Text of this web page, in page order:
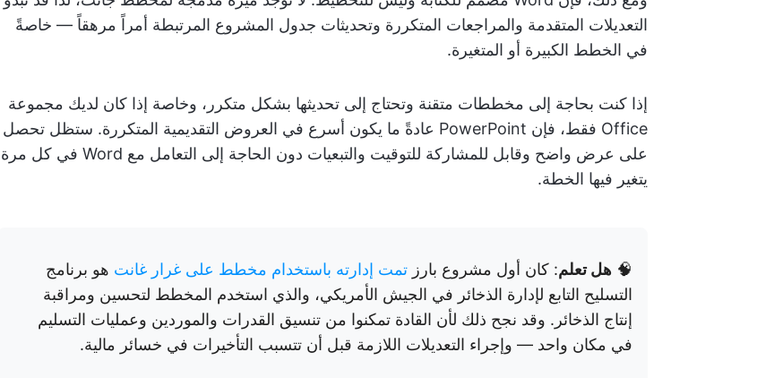
التعديلات المتقدمة والمراجعات المتكررة وتحديثات جدول المشروع المرتبطة أمراً مرهقاً — خاصةً
في الخطط الكبيرة أو المتغيرة.
إذا كنت بحاجة إلى مخططات متقنة وتحتاج إلى تحديثها بشكل متكرر، وخاصة إذا كان لديك مجموعة
Office فقط، فإن PowerPoint عادةً ما يكون أسرع في العروض التقديمية المتكررة. ستظل تحصل
على عرض واضح وقابل للمشاركة للتوقيت والتبعيات دون الحاجة إلى التعامل مع Word في كل مرة
يتغير فيها الخطة.
🧠 هل تعلم: كان أول مشروع بارز تمت إدارته باستخدام مخطط على غرار غانت هو برنامج
التسليح التابع لإدارة الذخائر في الجيش الأمريكي، والذي استخدم المخطط لتحسين ومراقبة
إنتاج الذخائر. وقد نجح ذلك لأن القادة تمكنوا من تنسيق القدرات والموردين وعمليات التسليم
في مكان واحد — وإجراء التعديلات اللازمة قبل أن تتسبب التأخيرات في خسائر مالية.